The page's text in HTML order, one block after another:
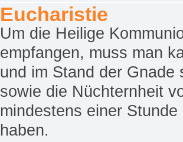
Eucharistie
Um die Heilige
empfangen, muss man
und im Stand der Gnade
sowie die Nüchternheit
mindestens einer Stunde
haben.